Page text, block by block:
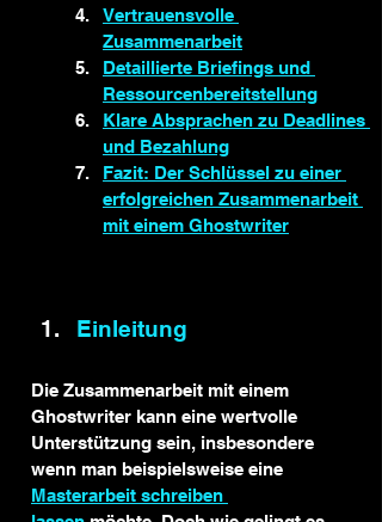
Vertrauensvolle
Zusammenarbeit
Detaillierte Briefings und
Ressourcenbereitstellung
Klare Absprachen zu Deadlines
und Bezahlung
Fazit: Der Schlüssel zu einer
erfolgreichen Zusammenarbeit
mit einem Ghostwriter
Einleitung
Die Zusammenarbeit mit einem
Ghostwriter kann eine wertvolle
Unterstützung sein, insbesondere
wenn man beispielsweise eine
Masterarbeit schreiben